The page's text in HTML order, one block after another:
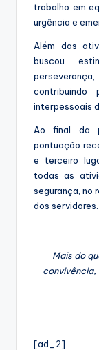
trabalho em
urgência e
Além das
buscou
contribuindo
interpessoais
Ao final da
pontuação
e terceiro
todas as
segurança, no
dos servidores.
Mais do
[ad_2]